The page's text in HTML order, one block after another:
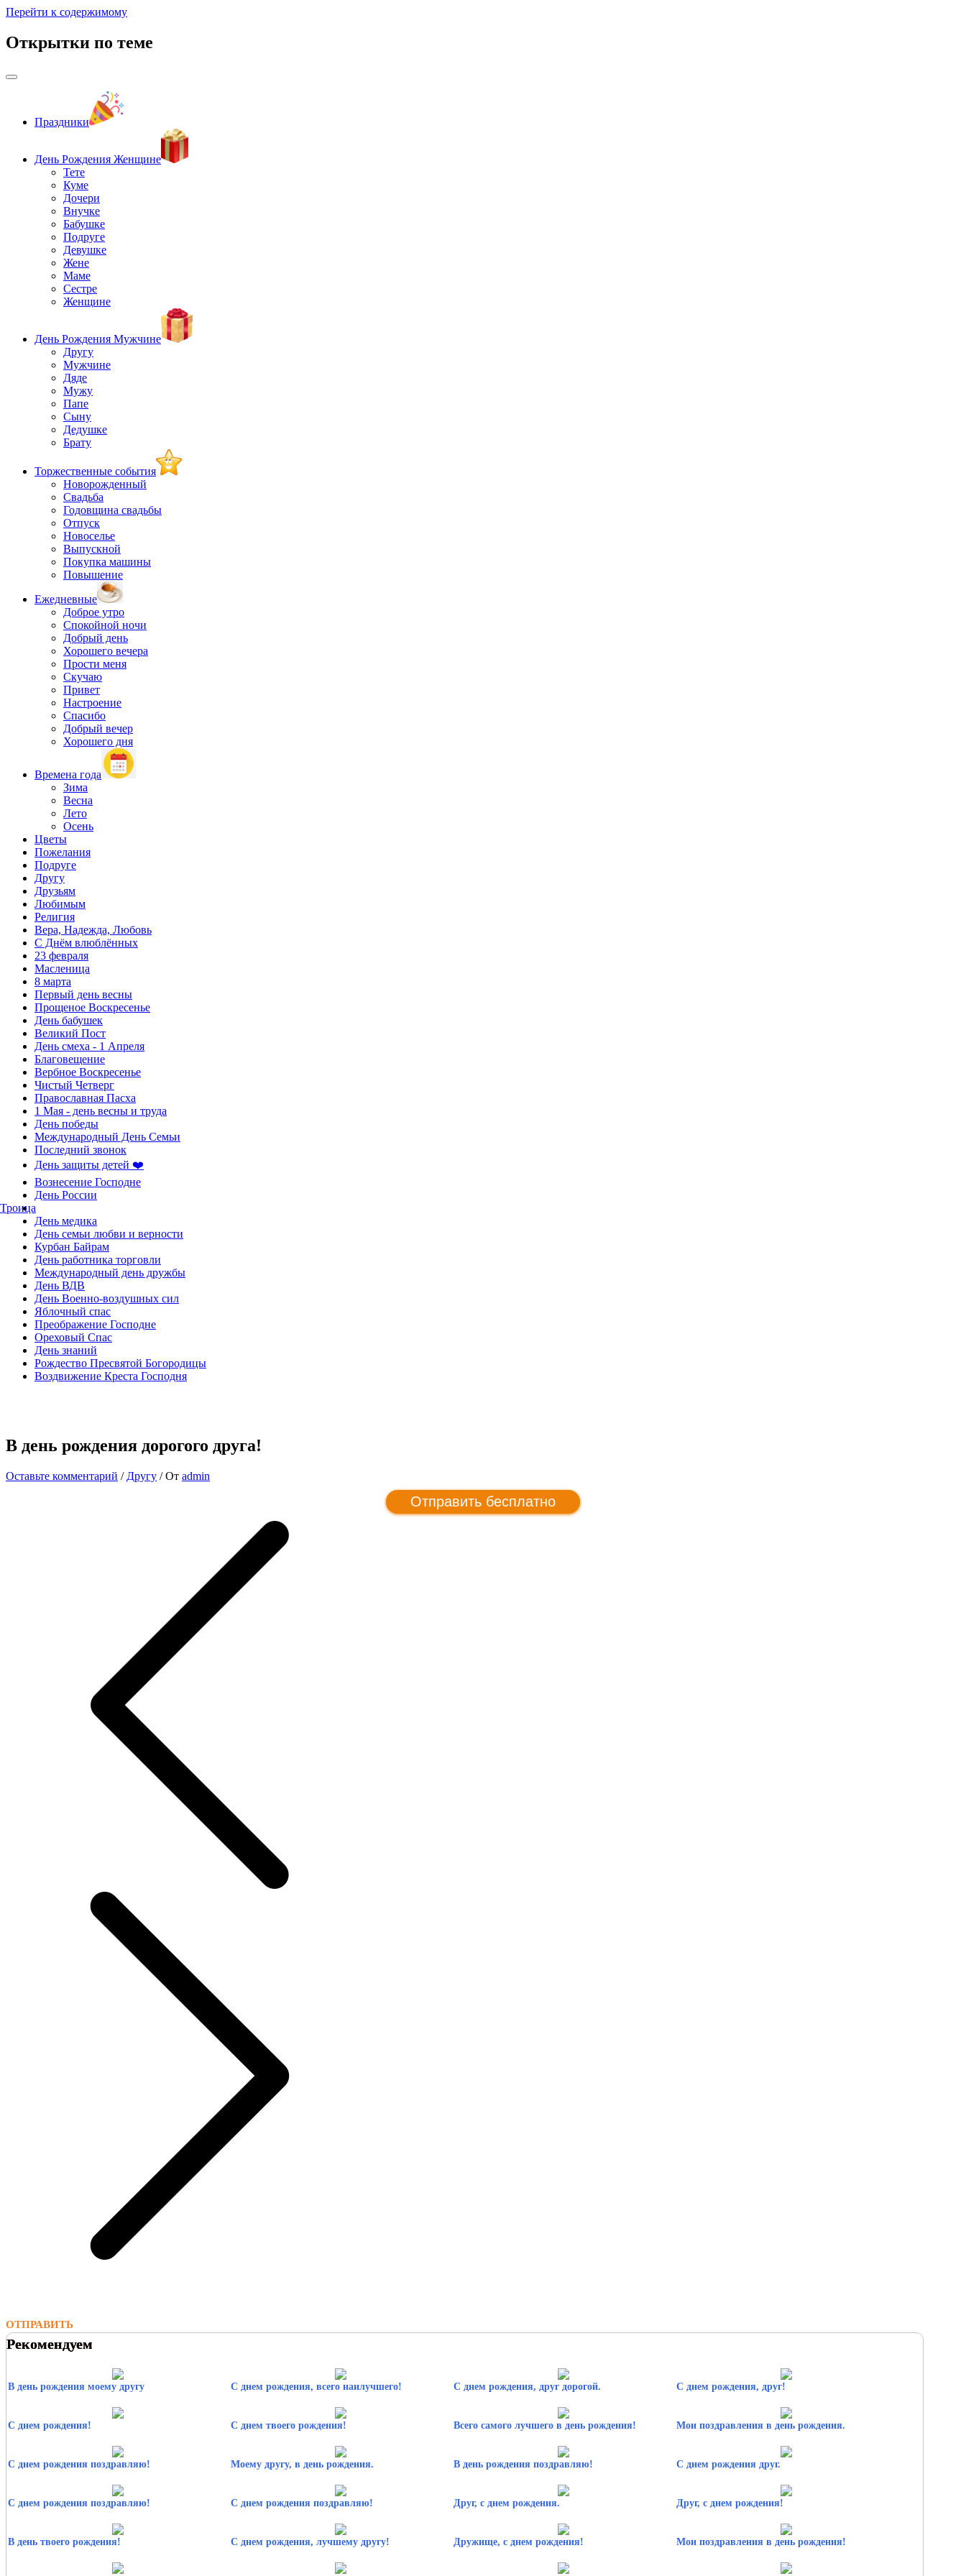
Перейти к содержимому
Открытки по теме
Праздники
День Рождения Женщине
Тете
Куме
Дочери
Внучке
Бабушке
Подруге
Девушке
Жене
Маме
Сестре
Женщине
День Рождения Мужчине
Другу
Мужчине
Дяде
Мужу
Папе
Сыну
Дедушке
Брату
Торжественные события
Новорожденный
Свадьба
Годовщина свадьбы
Отпуск
Новоселье
Выпускной
Покупка машины
Повышение
Ежедневные
Доброе утро
Спокойной ночи
Добрый день
Хорошего вечера
Прости меня
Скучаю
Привет
Настроение
Спасибо
Добрый вечер
Хорошего дня
Времена года
Зима
Весна
Лето
Осень
Цветы
Пожелания
Подруге
Другу
Друзьям
Любимым
Религия
Вера, Надежда, Любовь
С Днём влюблённых
23 февраля
Масленица
8 марта
Первый день весны
Прощеное Воскресенье
День бабушек
Великий Пост
День смеха - 1 Апреля
Благовещение
Вербное Воскресенье
Чистый Четверг
Православная Пасха
1 Мая - день весны и труда
День победы
Международный День Семьи
Последний звонок
День защиты детей ❤️
Вознесение Господне
День России
Троица
День медика
День семьи любви и верности
Курбан Байрам
День работника торговли
Международный день дружбы
День ВДВ
День Военно-воздушных сил
Яблочный спас
Преображение Господне
Ореховый Спас
День знаний
Рождество Пресвятой Богородицы
Воздвижение Креста Господня
В день рождения дорогого друга!
Оставьте комментарий / Другу / От admin
Отправить бесплатно
ОТПРАВИТЬ
Рекомендуем
В день рождения моему другу С днем рождения, всего наилучшего! С днем рождения, друг дорогой. С днем рождения, друг!
С днем рождения! С днем твоего рождения! Всего самого лучшего в день рождения! Мои поздравления в день рождения.
С днем рождения поздравляю! Моему другу, в день рождения. В день рождения поздравляю! С днем рождения друг.
С днем рождения поздравляю! С днем рождения поздравляю! Друг, с днем рождения. Друг, с днем рождения!
В день твоего рождения! С днем рождения, лучшему другу! Дружище, с днем рождения! Мои поздравления в день рождения!